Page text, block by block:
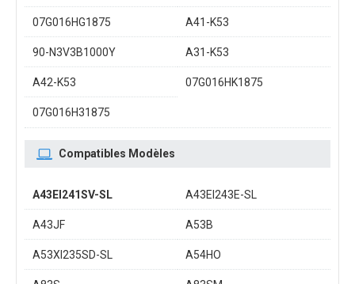
07G016HG1875 A41-K53
90-N3V3B1000Y A31-K53
A42-K53 07G016HK1875
07G016H31875
Compatibles Modèles
A43EI241SV-SL A43EI243E-SL
A43JF A53B
A53XI235SD-SL A54HO